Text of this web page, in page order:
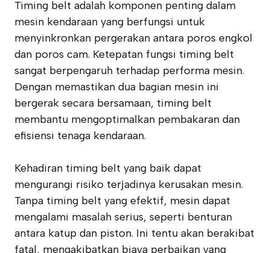
Timing belt adalah komponen penting dalam
mesin kendaraan yang berfungsi untuk
menyinkronkan pergerakan antara poros engkol
dan poros cam. Ketepatan fungsi timing belt
sangat berpengaruh terhadap performa mesin.
Dengan memastikan dua bagian mesin ini
bergerak secara bersamaan, timing belt
membantu mengoptimalkan pembakaran dan
efisiensi tenaga kendaraan.
Kehadiran timing belt yang baik dapat
mengurangi risiko terjadinya kerusakan mesin.
Tanpa timing belt yang efektif, mesin dapat
mengalami masalah serius, seperti benturan
antara katup dan piston. Ini tentu akan berakibat
fatal, mengakibatkan biaya perbaikan yang